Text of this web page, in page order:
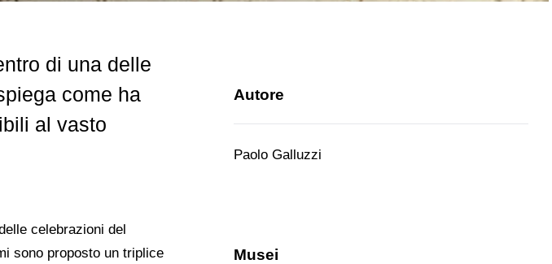
di una delle
come ha
al vasto
celebrazioni del
sono proposto un triplice
Autore
Paolo Galluzzi
Musei